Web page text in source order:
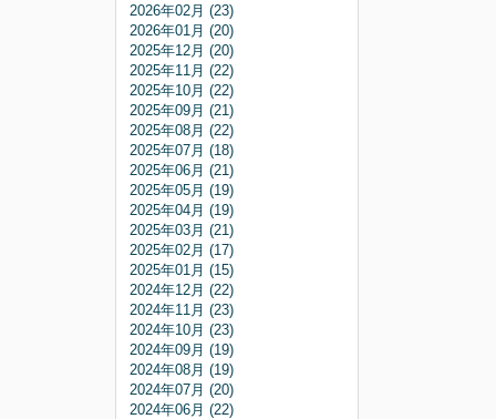
2026年02月 (23)
2026年01月 (20)
2025年12月 (20)
2025年11月 (22)
2025年10月 (22)
2025年09月 (21)
2025年08月 (22)
2025年07月 (18)
2025年06月 (21)
2025年05月 (19)
2025年04月 (19)
2025年03月 (21)
2025年02月 (17)
2025年01月 (15)
2024年12月 (22)
2024年11月 (23)
2024年10月 (23)
2024年09月 (19)
2024年08月 (19)
2024年07月 (20)
2024年06月 (22)